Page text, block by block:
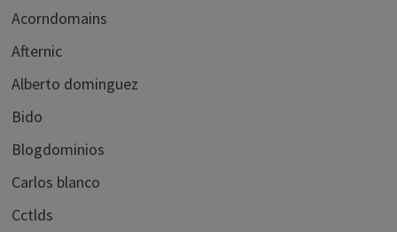
Acorndomains
Afternic
Alberto dominguez
Bido
Blogdominios
Carlos blanco
Cctlds